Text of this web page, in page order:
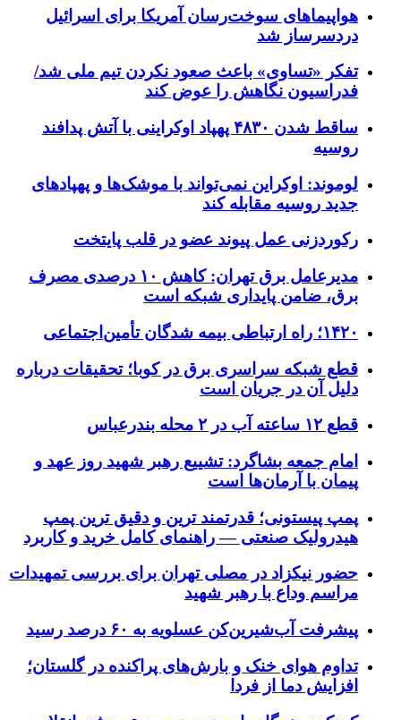
هواپیماهای سوخت‌رسان آمریکا برای اسرائیل
دردسرساز شد
تفکر «تساوی» باعث صعود نکردن تیم ملی شد/
فدراسیون نگاهش را عوض کند
ساقط شدن ۴۸۳۰ پهپاد اوکراینی با آتش پدافند
روسیه
لوموند: اوکراین نمی‌تواند با موشک‌ها و پهپادهای
جدید روسیه مقابله کند
رکوردزنی عمل پیوند عضو در قلب پایتخت
مدیرعامل برق تهران: کاهش ۱۰ درصدی مصرف
برق، ضامن پایداری شبکه است
۱۴۲۰؛ راه ارتباطی بیمه شدگان تأمین‌اجتماعی
قطع شبکه سراسری برق در کوبا؛ تحقیقات درباره
دلیل آن در جریان است
قطع ۱۲ ساعته آب در ۲ محله بندرعباس
امام جمعه بشاگرد: تشییع رهبر شهید روز عهد و
پیمان با آرمان‌ها است
پمپ پیستونی؛ قدرتمند ترین و دقیق‌ ترین پمپ
هیدرولیک صنعتی — راهنمای کامل خرید و کاربرد
حضور نیکزاد در مصلی تهران برای بررسی تمهیدات
مراسم وداع با رهبر شهید
پیشرفت آب‌شیرین‌کن عسلویه به ۶۰ درصد رسید
تداوم هوای خنک و بارش‌های پراکنده در گلستان؛
افزایش دما از فردا